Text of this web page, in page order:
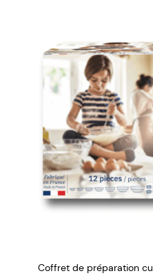
Coffret de préparation